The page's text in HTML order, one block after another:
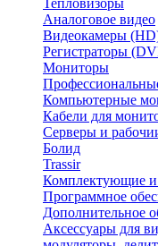
Тепловизоры
Аналоговое видео
Видеокамеры
Регистраторы
Мониторы
Компьютерные
Кабели для
Серверы и
Болид
Trassir
Комплектующие и
Программное
Дополнительное
Аксессуары для